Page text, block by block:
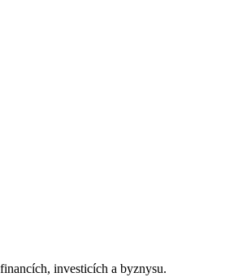
investicích a byznysu.